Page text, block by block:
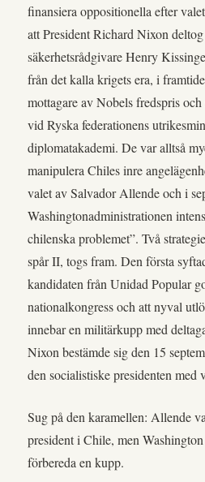
finansiera oppositionella efter
att President Richard Nixon
säkerhetsrådgivare Henry
från det kalla krigets era, i
mottagare av Nobels fredspris
vid Ryska federationens
diplomatakademi. De var alltså
manipulera Chiles inre
valet av Salvador Allende och i
Washingtonadministrationen
chilenska problemet”. Två
spår II, togs fram. Den första
kandidaten från Unidad Popular
nationalkongress och att nyval
innebar en militärkupp med
Nixon bestämde sig den 15
den socialistiske presidenten med
Sug på den karamellen: Allende
president i Chile, men
förbereda en kupp.